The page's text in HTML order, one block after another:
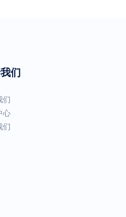
们
们
心
们